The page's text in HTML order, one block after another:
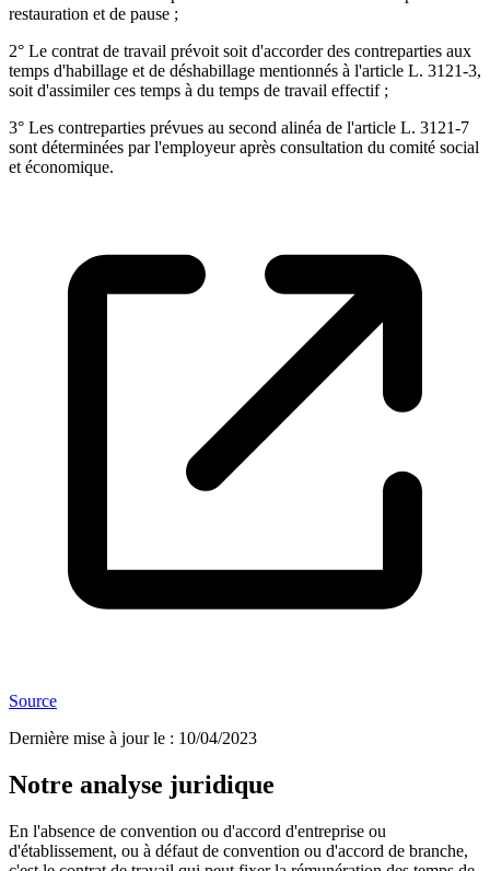
restauration et de pause ;
2° Le contrat de travail prévoit soit d'accorder des contreparties aux
temps d'habillage et de déshabillage mentionnés à l'article L. 3121-3,
soit d'assimiler ces temps à du temps de travail effectif ;
3° Les contreparties prévues au second alinéa de l'article L. 3121-7
sont déterminées par l'employeur après consultation du comité social
et économique.
Source
Dernière mise à jour le : 10/04/2023
Notre analyse juridique
En l'absence de convention ou d'accord d'entreprise ou
d'établissement, ou à défaut de convention ou d'accord de branche,